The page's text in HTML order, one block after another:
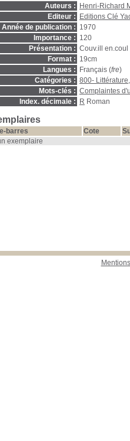
Auteurs :
Henri-Richard
Editeur :
Editions Clé
Année de publication : 1970
Importance : 120
Présentation : Couv.ill en.coul
Format : 19cm
Langues :
Français (fre)
Catégories : 800-
Mots-clés : Complaintes
Index. décimale :
R Roman
barres Cote
exemplaire